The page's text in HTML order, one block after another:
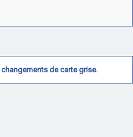
de carte grise.